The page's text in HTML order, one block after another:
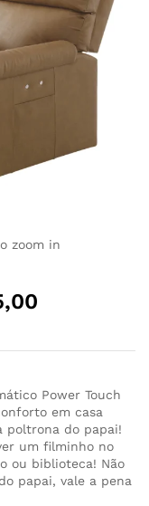
zoom in
Power Touch
em casa
poltrona do papai!
um filminho no
ou biblioteca! Não
papai, vale a pena